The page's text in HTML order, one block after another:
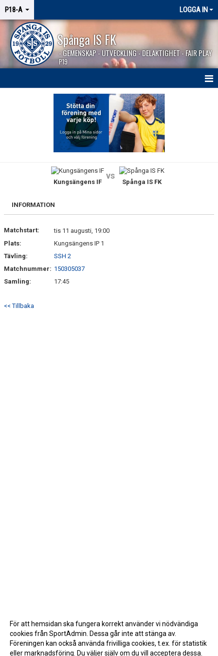
P18-A LOGGA IN
Spånga IS FK
- GEMENSKAP - UTVECKLING - DELAKTIGHET - FAIR PLAY
P19
BILDGALLERI
Kungsängens IF
vs
Spånga IS FK
INFORMATION
Matchstart:
tis 11 augusti, 19:00
Plats:
Kungsängens IP 1
Tävling:
SSH 2
Matchnummer: 150305037
Samling:
17:45
<< Tillbaka
För att hemsidan ska fungera korrekt använder vi nödvändiga
cookies från SportAdmin. Dessa går inte att stänga av.
Föreningen kan också använda frivilliga cookies, t.ex. för statistik
eller marknadsföring. Du väljer själv om du vill acceptera dessa.